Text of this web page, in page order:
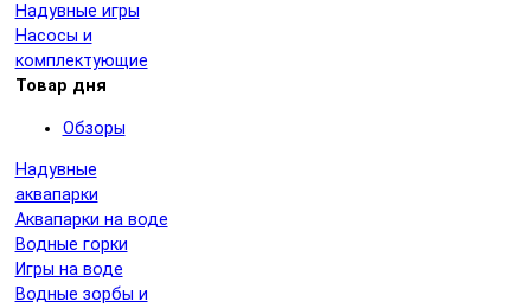
Надувные игры
Насосы и
комплектующие
Товар дня
Обзоры
Надувные
аквапарки
Аквапарки на воде
Водные горки
Игры на воде
Водные зорбы и